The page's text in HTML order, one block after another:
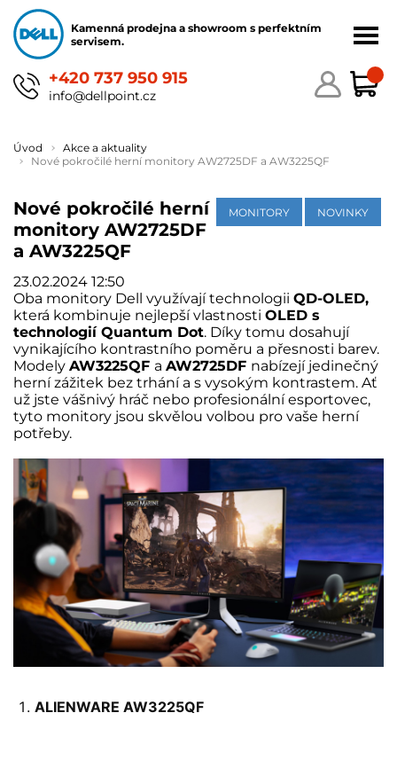
Kamenná prodejna a showroom s perfektním
servisem.
+420 737 950 915
info@dellpoint.cz
Úvod
Akce a aktuality
Nové pokročilé herní monitory AW2725DF a AW3225QF
MONITORY NOVINKY
Nové pokročilé herní
monitory AW2725DF
a AW3225QF
23.02.2024 12:50
Oba monitory Dell využívají technologii QD-OLED,
která kombinuje nejlepší vlastnosti OLED s
technologií Quantum Dot. Díky tomu dosahují
vynikajícího kontrastního poměru a přesnosti barev.
Modely AW3225QF a AW2725DF nabízejí jedinečný
herní zážitek bez trhání a s vysokým kontrastem. Ať
už jste vášnivý hráč nebo profesionální esportovec,
tyto monitory jsou skvělou volbou pro vaše herní
potřeby.
ALIENWARE AW3225QF